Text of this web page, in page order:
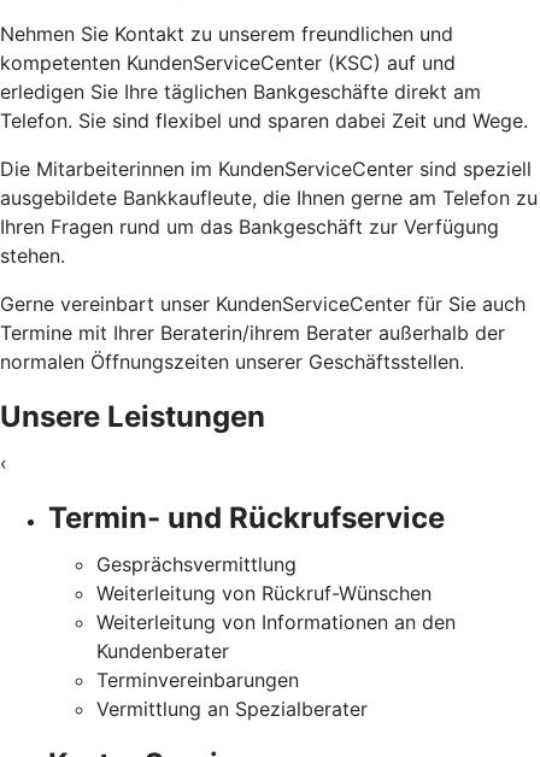
Nehmen Sie Kontakt zu unserem freundlichen und
kompetenten KundenServiceCenter (KSC) auf und
erledigen Sie Ihre täglichen Bankgeschäfte direkt am
Telefon. Sie sind flexibel und sparen dabei Zeit und Wege.
Die Mitarbeiterinnen im KundenServiceCenter sind speziell
ausgebildete Bankkaufleute, die Ihnen gerne am Telefon zu
Ihren Fragen rund um das Bankgeschäft zur Verfügung
stehen.
Gerne vereinbart unser KundenServiceCenter für Sie auch
Termine mit Ihrer Beraterin/ihrem Berater außerhalb der
normalen Öffnungszeiten unserer Geschäftsstellen.
Unsere Leistungen
‹
Termin- und Rückrufservice
Gesprächsvermittlung
Weiterleitung von Rückruf-Wünschen
Weiterleitung von Informationen an den
Kundenberater
Terminvereinbarungen
Vermittlung an Spezialberater